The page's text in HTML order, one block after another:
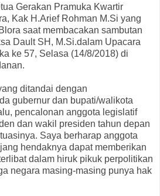
Gerakan Pramuka Kwartir
Kak H.Arief Rohman M.Si yang
saat membacakan sambutan
Dault SH, M.Si.dalam Upacara
ke 57, Selasa (14/8/2018) di
ditandai dengan
gubernur dan bupati/walikota
pencalonan anggota legislatif
dan wakil presiden tahun depan
Saya berharap anggota
hendaknya dapat memberikan
dalam hiruk pikuk perpolitikan
negara masing-masing punya hak